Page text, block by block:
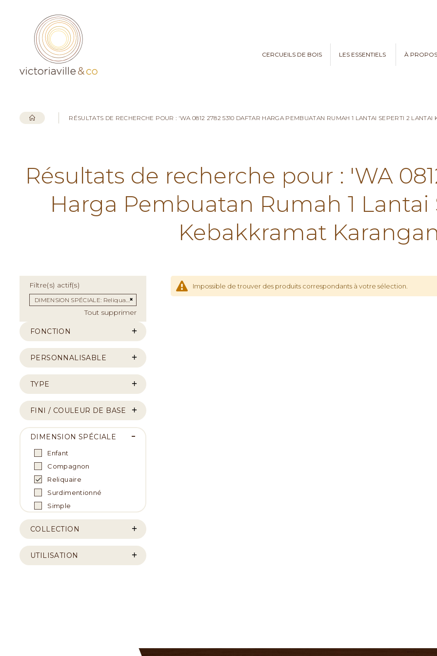
CERCUEILS DE BOIS LES ESSENTIELS À PROPOS
RÉSULTATS DE RECHERCHE POUR : 'WA 0812 2782 5310 DAFTAR HARGA PEMBUATAN RUMAH 1 LANTAI SEPERTI 2
Résultats de recherche pour : 'WA
Harga Pembuatan Rumah 1
Kebakkramat
Impossible de trouver des produits correspondants à votre sélection.
Filtre(s) actif(s)
DIMENSION SPÉCIALE Reliquaire Supprimer cet Élément
Tout supprimer
FONCTION
PERSONNALISABLE
TYPE
FINI / COULEUR DE BASE
DIMENSION SPÉCIALE
Enfant
Compagnon
Reliquaire
Surdimentionné
Simple
COLLECTION
UTILISATION